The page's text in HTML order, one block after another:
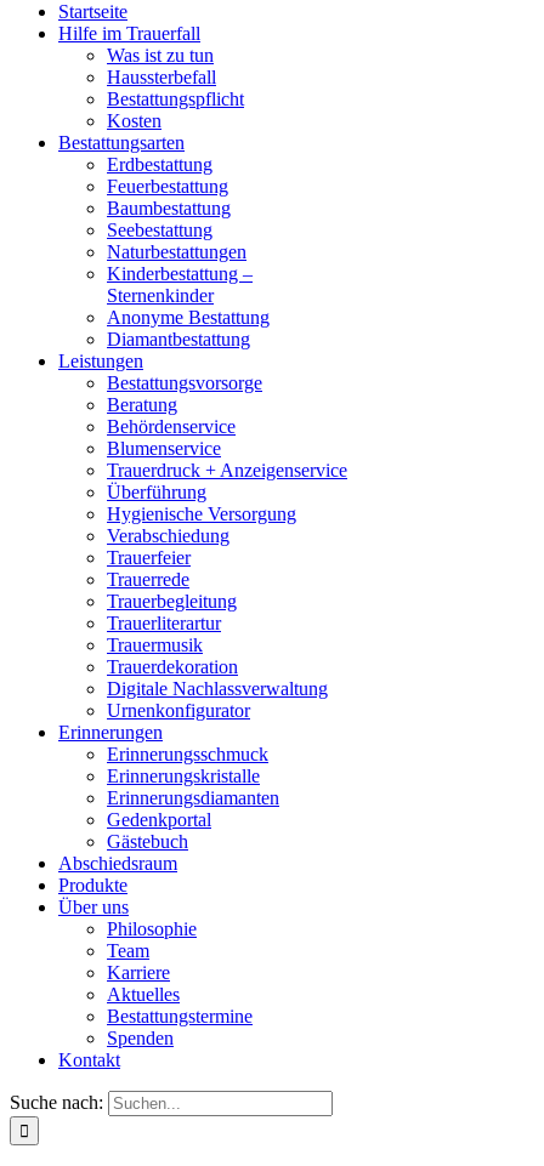
Startseite
Hilfe im Trauerfall
Was ist zu tun
Haussterbefall
Bestattungspflicht
Kosten
Bestattungsarten
Erdbestattung
Feuerbestattung
Baumbestattung
Seebestattung
Naturbestattungen
Kinderbestattung –
Sternenkinder
Anonyme Bestattung
Diamantbestattung
Leistungen
Bestattungsvorsorge
Beratung
Behördenservice
Blumenservice
Trauerdruck + Anzeigenservice
Überführung
Hygienische Versorgung
Verabschiedung
Trauerfeier
Trauerrede
Trauerbegleitung
Trauerliterartur
Trauermusik
Trauerdekoration
Digitale Nachlassverwaltung
Urnenkonfigurator
Erinnerungen
Erinnerungsschmuck
Erinnerungskristalle
Erinnerungsdiamanten
Gedenkportal
Gästebuch
Abschiedsraum
Produkte
Über uns
Philosophie
Team
Karriere
Aktuelles
Bestattungstermine
Spenden
Kontakt
Suche nach: